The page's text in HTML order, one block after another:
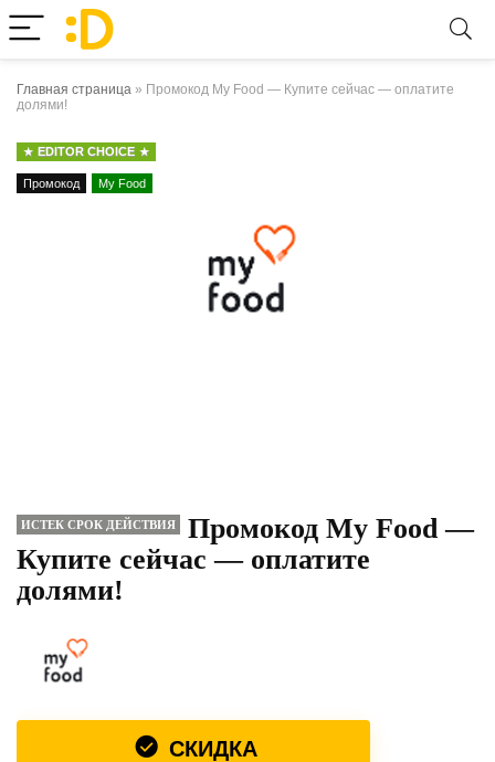
Главная страница » Промокод My Food — Купите сейчас — оплатите
долями!
EDITOR CHOICE
Промокод My Food
ИСТЕК СРОК ДЕЙСТВИЯ
Промокод My Food —
Купите сейчас — оплатите
долями!
СКИДКА